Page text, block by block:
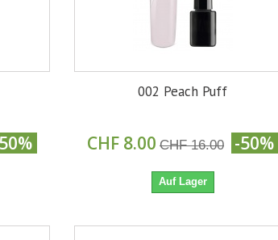
002 Peach Puff
CHF 8.00 CHF 16.00 -50%
Auf Lager